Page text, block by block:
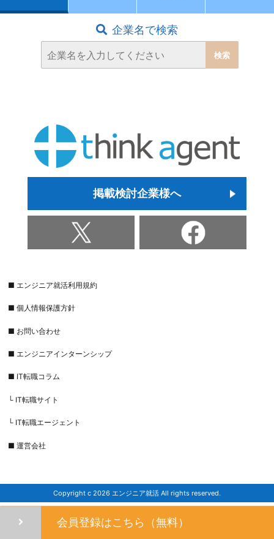
企業名で検索
掲載検討企業様へ
■ エンジニア就活利用規約
■ 個人情報保護方針
■ お問い合わせ
■ エンジニアインターンシップ
■ IT転職コラム
└ IT転職サイト
└ IT転職エージェント
■ 運営会社
Copyright c 2026 エンジニア就活 All rights reserved.
会員登録はこちら（無料）